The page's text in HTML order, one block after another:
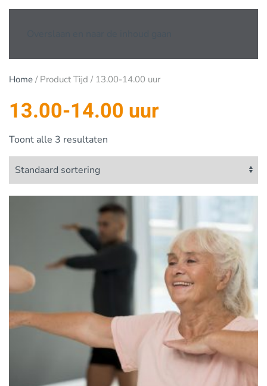
Home / Product Tijd / 13.00-14.00 uur
13.00-14.00 uur
Toont alle 3 resultaten